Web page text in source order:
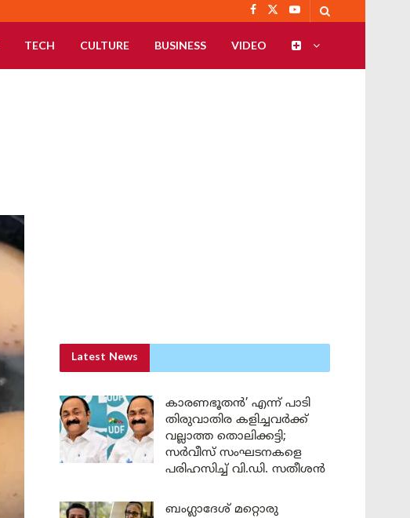
TECH CULTURE BUSINESS VIDEO
Latest News
കാരണഭൂതൻ’ എന്ന് പാടി
തിരുവാതിര കളിച്ചവർക്ക്
വല്ലാത്ത തൊലിക്കട്ടി;
സർവീസ് സംഘടനകളെ
പരിഹസിച്ച് വി.ഡി. സതീശൻ
ബംഗ്ലാദേശ് മറ്റൊരു